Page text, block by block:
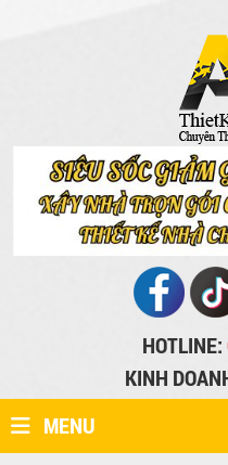
HOTLINE:
KINH
MENU